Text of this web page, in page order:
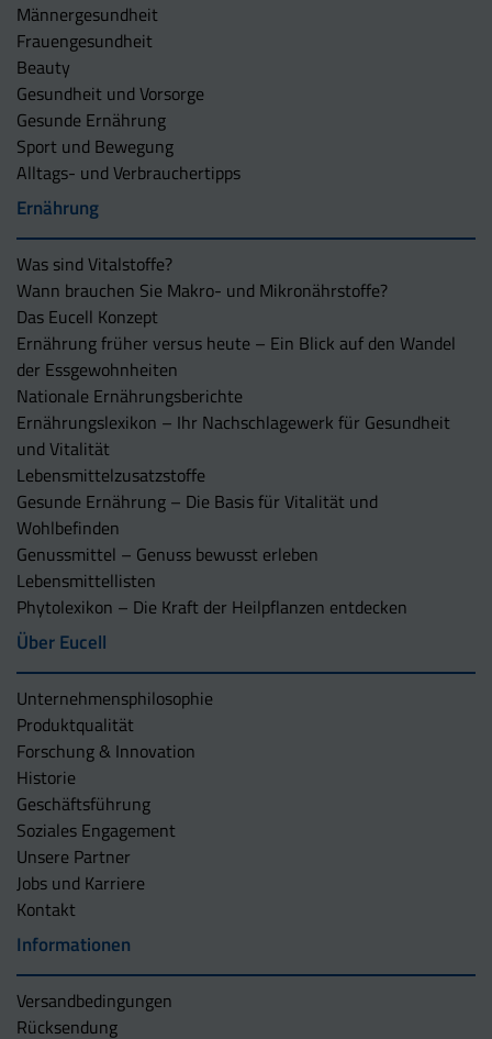
Männergesundheit
Frauengesundheit
Beauty
Gesundheit und Vorsorge
Gesunde Ernährung
Sport und Bewegung
Alltags- und Verbrauchertipps
Ernährung
Was sind Vitalstoffe?
Wann brauchen Sie Makro- und Mikronährstoffe?
Das Eucell Konzept
Ernährung früher versus heute – Ein Blick auf den Wandel
der Essgewohnheiten
Nationale Ernährungsberichte
Ernährungslexikon – Ihr Nachschlagewerk für Gesundheit
und Vitalität
Lebensmittelzusatzstoffe
Gesunde Ernährung – Die Basis für Vitalität und
Wohlbefinden
Genussmittel – Genuss bewusst erleben
Lebensmittellisten
Phytolexikon – Die Kraft der Heilpflanzen entdecken
Über Eucell
Unternehmens­philosophie
Produktqualität
Forschung & Innovation
Historie
Geschäftsführung
Soziales Engagement
Unsere Partner
Jobs und Karriere
Kontakt
Informationen
Versandbedingungen
Rücksendung